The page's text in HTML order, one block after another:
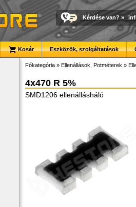
Kérdése van? »
Kosár Eszközök, szolgáltatások
Főkategória » Ellenállások, Potméterek »
4x470 R 5%
SMD1206 ellenállásháló